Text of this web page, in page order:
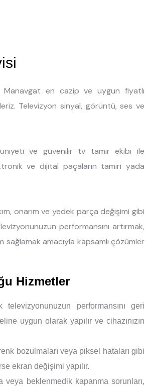
en cazip ve uygun fiyatlı
Televizyon sinyal, görüntü, ses ve
ve güvenilir tv tamir ekibi ile
ve dijital paçaların tamiri yada
onarım ve yedek parça değişimi gibi
performansını artırmak,
sağlamak amacıyla kapsamlı çözümler
Hizmetler
performansını geri
uygun olarak yapılır ve cihazınızın
bozulmaları veya piksel hataları gibi
ekran değişimi yapılır.
veya beklenmedik kapanma sorunları,